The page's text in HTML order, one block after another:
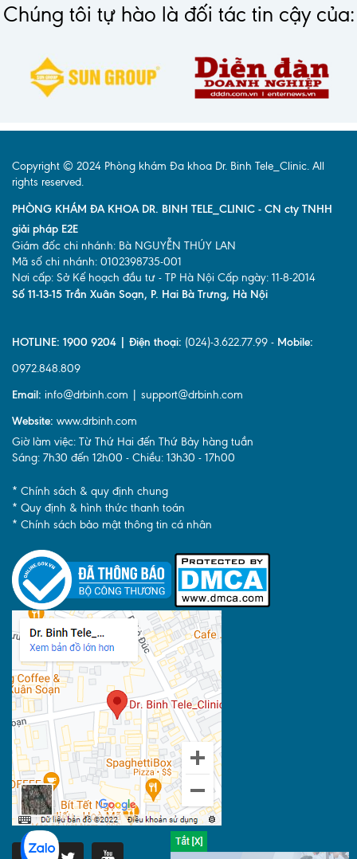
Chúng tôi tự hào là đối tác tin cậy của:
Copyright © 2024 Phòng khám Đa khoa Dr. Binh Tele_Clinic. All
rights reserved.
PHÒNG KHÁM ĐA KHOA DR. BINH TELE_CLINIC - CN cty TNHH
giải pháp E2E
Giám đốc chi nhánh: Bà NGUYỄN THÚY LAN
Mã số chi nhánh: 0102398735-001
Nơi cấp: Sở Kế hoạch đầu tư - TP Hà Nội Cấp ngày: 11-8-2014
Số 11-13-15 Trần Xuân Soạn, P. Hai Bà Trưng, Hà Nội
HOTLINE: 1900 9204 | Điện thoại: (024)-3.622.77.99 - Mobile:
0972.848.809
Email: info@drbinh.com | support@drbinh.com
Website: www.drbinh.com
Giờ làm việc: Từ Thứ Hai đến Thứ Bảy hàng tuần
Sáng: 7h30 đến 12h00 - Chiều: 13h30 - 17h00
* Chính sách & quy định chung
* Quy định & hình thức thanh toán
* Chính sách bảo mật thông tin cá nhân